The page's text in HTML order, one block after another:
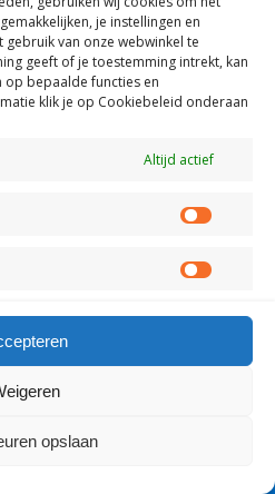
je instellingen en
van onze webwinkel te
geeft of je toestemming intrekt, kan
bepaalde functies en
klik je op Cookiebeleid onderaan
Altijd actief
opslaan
naar boven
Desktop